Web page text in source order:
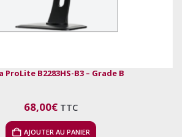
ProLite B2283HS-B3 – Grade B
68,00€ TTC
AJOUTER AU PANIER